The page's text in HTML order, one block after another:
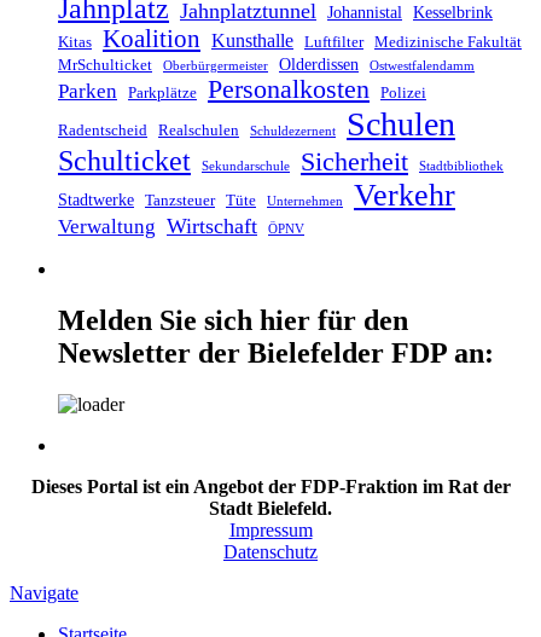
Jahnplatz Jahnplatztunnel Johannistal Kesselbrink
Kitas Koalition Kunsthalle Luftfilter
Medizinische Fakultät
MrSchulticket
Oberbürgermeister Olderdissen Ostwestfalendamm
Parken Parkplätze Personalkosten Polizei
Radentscheid Realschulen Schuldezernent Schulen
Schulticket Sekundarschule Sicherheit Stadtbibliothek
Stadtwerke Tanzsteuer Tüte Unternehmen Verkehr
Verwaltung Wirtschaft ÖPNV
Melden Sie sich hier für den
Newsletter der Bielefelder FDP an:
Dieses Portal ist ein Angebot der FDP-Fraktion im Rat der
Stadt Bielefeld.
Impressum
Datenschutz
Navigate